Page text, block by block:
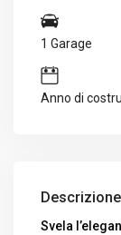
1 Garage
Anno di
Descrizione
Svela